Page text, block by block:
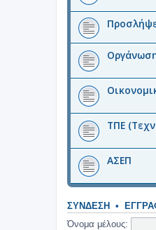
ΤΠΕ
ΑΣΕΠ
ΣΎΝΔΕΣΗ •
Όνομα μέλους: